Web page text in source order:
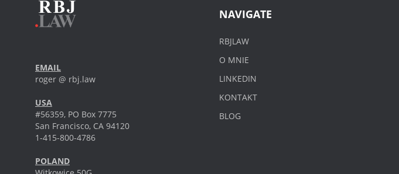
EMAIL
roger @ rbj.law
USA
#56359, PO Box 7775
San Francisco, CA 94120
1-415-800-4786
POLAND
NAVIGATE
RBJLAW
O MNIE
LINKEDIN
KONTAKT
BLOG